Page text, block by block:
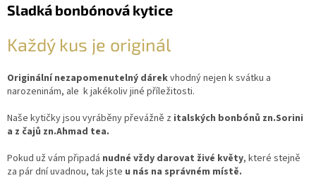
Sladká bonbónová kytice
Každý kus je originál
Originální nezapomenutelný dárekvhodný nejen k svátku a
narozeninám, ale k jakékoliv jiné příležitosti.
Naše kytičky jsou vyráběny převážně z italských bonbónů zn.Sorini
a z čajů zn.Ahmad tea.
Pokud už vám připadá nudné vždy darovat živé květy, které stejně
za pár dní uvadnou, tak jste u nás na správném místě.